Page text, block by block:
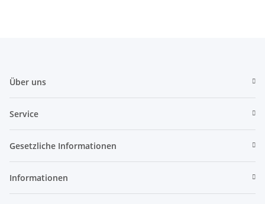
Über uns
Service
Gesetzliche Informationen
Informationen